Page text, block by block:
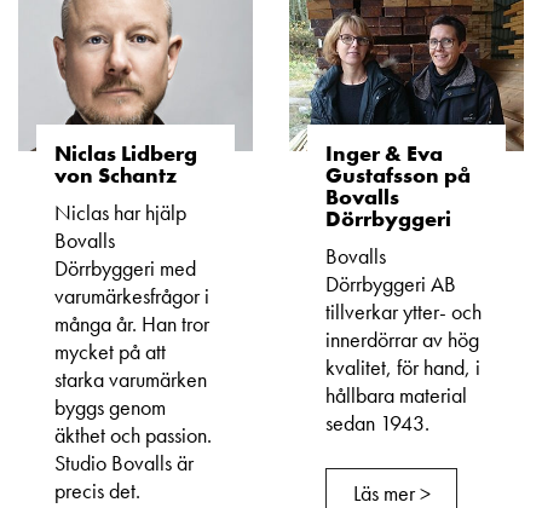
Niclas Lidberg
von Schantz
Niclas har hjälp
Bovalls
Dörrbyggeri med
varumärkesfrågor i
många år. Han tror
mycket på att
starka varumärken
byggs genom
äkthet och passion.
Studio Bovalls är
precis det.
Inger & Eva
Gustafsson på
Bovalls
Dörrbyggeri
Bovalls
Dörrbyggeri AB
tillverkar ytter- och
innerdörrar av hög
kvalitet, för hand, i
hållbara material
sedan 1943.
Läs mer >